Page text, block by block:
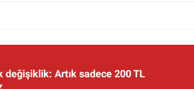
değişiklik: Artık sadece 200 TL